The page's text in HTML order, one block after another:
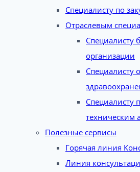
Специалисту по
Отраслевым
Специалисту
организации
Специалисту
Специалисту
техническим
Полезные сервисы
Горячая линия
Линия